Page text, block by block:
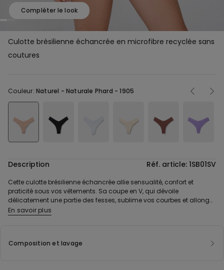
Compléter le look
Culotte brésilienne échancrée en microfibre recyclée sans
coutures
Couleur:Naturel -Naturale Phard - 1905
Description Réf. article: 1SB01SV
Cette culotte brésilienne échancrée allie sensualité, confort et
praticité sous vos vêtements. Sa coupe en V, qui dévoile
délicatement une partie des fesses, sublime vos courbes et allonge
la silhouette, tout en offrant une liberté de mouvement totale.
Composée de microfibre ultra-douce et respirante, elle épouse vos
brésilienne réduit toute irritation et reste invisible sous vos vêtements
En savoir plus
Composition et lavage